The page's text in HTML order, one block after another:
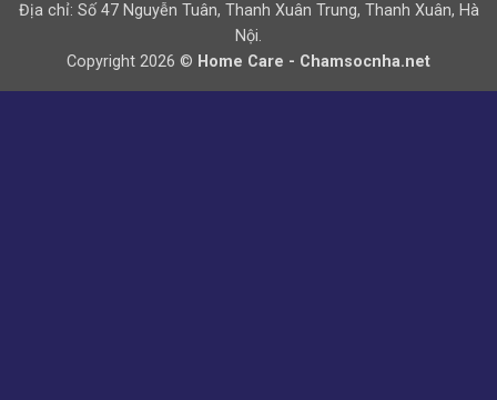
Địa chỉ: Số 47 Nguyễn Tuân, Thanh Xuân Trung, Thanh Xuân, Hà
Nội.
Copyright 2026 © Home Care - Chamsocnha.net